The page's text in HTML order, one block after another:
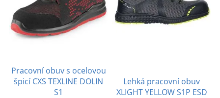
Pracovní obuv s ocelovou
špicí CXS TEXLINE DOLIN
S1
Lehká pracovní obuv
XLIGHT YELLOW S1P ESD